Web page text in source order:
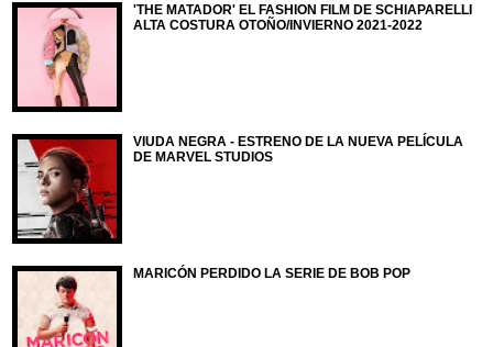
'THE MATADOR' EL FASHION FILM DE SCHIAPARELLI
ALTA COSTURA OTOÑO/INVIERNO 2021-2022
VIUDA NEGRA - ESTRENO DE LA NUEVA PELÍCULA
DE MARVEL STUDIOS
MARICÓN PERDIDO LA SERIE DE BOB POP